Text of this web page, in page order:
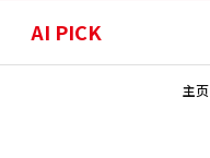
AI PICK
主页